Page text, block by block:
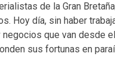
de la Gran
Hoy día, sin haber
que van desde
sus fortunas en